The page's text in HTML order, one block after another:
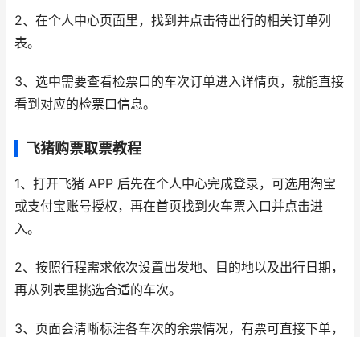
2、在个人中心页面里，找到并点击待出行的相关订单列
表。
3、选中需要查看检票口的车次订单进入详情页，就能直接
看到对应的检票口信息。
飞猪购票取票教程
1、打开飞猪 APP 后先在个人中心完成登录，可选用淘宝
或支付宝账号授权，再在首页找到火车票入口并点击进
入。
2、按照行程需求依次设置出发地、目的地以及出行日期，
再从列表里挑选合适的车次。
3、页面会清晰标注各车次的余票情况，有票可直接下单，